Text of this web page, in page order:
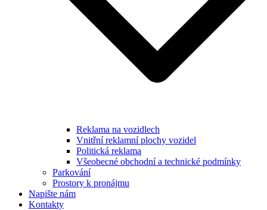
Reklama na vozidlech
Vnitřní reklamní plochy vozidel
Politická reklama
Všeobecné obchodní a technické podmínky
Parkování
Prostory k pronájmu
Napište nám
Kontakty